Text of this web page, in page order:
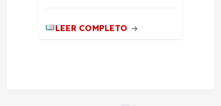
LEER COMPLETO